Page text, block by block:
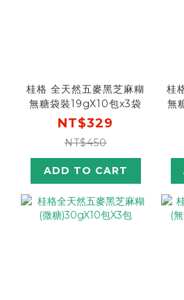
桂格 全天然五麥黑芝麻糊
無糖袋裝19gX10包x3袋
NT$329
NT$450
ADD TO CART
桂
無